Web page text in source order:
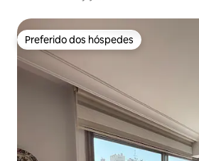
Preferido dos hóspedes
Preferido dos hóspedes